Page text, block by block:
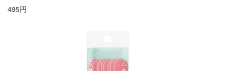
495円